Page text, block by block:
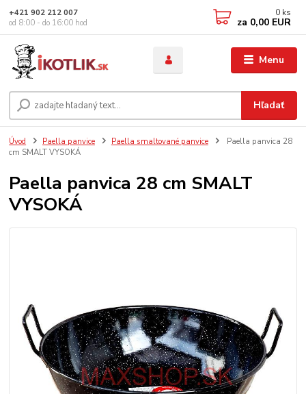
Menu
Hľadať
+421 902 212 007
od 8:00 - do 16:00 hod
0 ks
za 0,00 EUR
Úvod Paella panvice Paella smaltované panvice
Paella panvica 28
cm SMALT VYSOKÁ
Paella panvica 28 cm SMALT
VYSOKÁ